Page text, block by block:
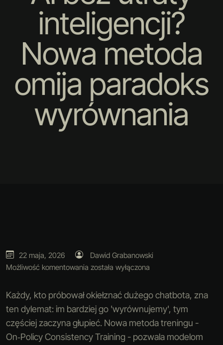
inteligencji?
Nowa metoda
omija paradoks
wyrównania
22 maja, 2026
Dawid Grabanowski
Możliwość komentowania została wyłączona
Każdy, kto próbował okiełznać dużego chatbota, zna
ten dylemat: im bardziej go 'wyrównujemy', tym
częściej zaczyna głupieć. Nowa metoda treningu -
On‑Policy Consistency Training - pozwala modelom